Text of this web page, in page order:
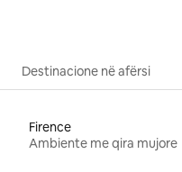
Destinacione në afërsi
Firence
Ambiente me qira mujore